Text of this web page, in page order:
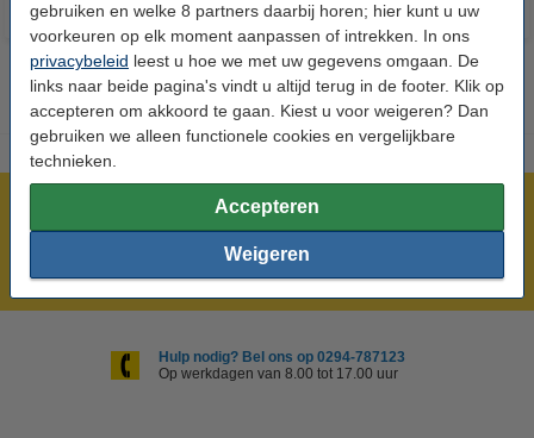
gebruiken en welke 8 partners daarbij horen; hier kunt u uw
voorkeuren op elk moment aanpassen of intrekken. In ons
privacybeleid leest u hoe we met uw gegevens omgaan. De
links naar beide pagina's vindt u altijd terug in de footer. Klik op
accepteren om akkoord te gaan. Kiest u voor weigeren? Dan
gebruiken we alleen functionele cookies en vergelijkbare
technieken.
Accepteren
Weigeren
Meer dan 5 miljoen klanten!
Laagsteprijsgarantie!
Hulp nodig? Bel ons op 0294-787123
Op werkdagen van 8.00 tot 17.00 uur